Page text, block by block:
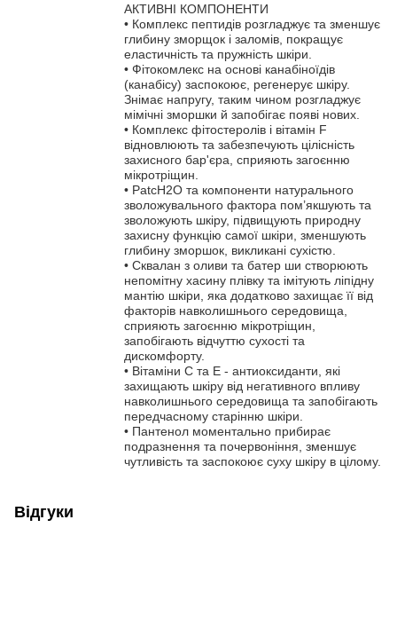
АКТИВНІ КОМПОНЕНТИ
• Комплекс пептидів розгладжує та зменшує
глибину зморщок і заломів, покращує
еластичність та пружність шкіри.
• Фітокомлекс на основі канабіноїдів
(канабісу) заспокоює, регенерує шкіру.
Знімає напругу, таким чином розгладжує
мімічні зморшки й запобігає появі нових.
• Комплекс фітостеролів і вітамін F
відновлюють та забезпечують цілісність
захисного бар'єра, сприяють загоєнню
мікротріщин.
• PatcH2O та компоненти натурального
зволожувального фактора пом’якшують та
зволожують шкіру, підвищують природну
захисну функцію самої шкіри, зменшують
глибину зморшок, викликані сухістю.
• Сквалан з оливи та батер ши створюють
непомітну хасину плівку та імітують ліпідну
мантію шкіри, яка додатково захищає її від
факторів навколишнього середовища,
сприяють загоєнню мікротріщин,
запобігають відчуттю сухості та
дискомфорту.
• Вітаміни С та Е - антиоксиданти, які
захищають шкіру від негативного впливу
навколишнього середовища та запобігають
передчасному старінню шкіри.
• Пантенол моментально прибирає
подразнення та почервоніння, зменшує
чутливість та заспокоює суху шкіру в цілому.
Відгуки